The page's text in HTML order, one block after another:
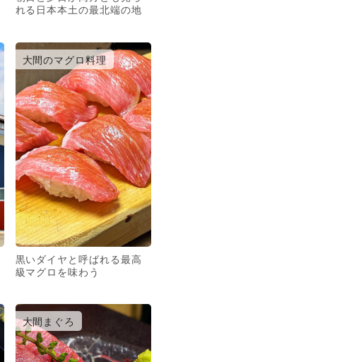
れる日本本土の最北端の地
大間のマグロ料理
黒いダイヤと呼ばれる最高
級マグロを味わう
大間まぐろ